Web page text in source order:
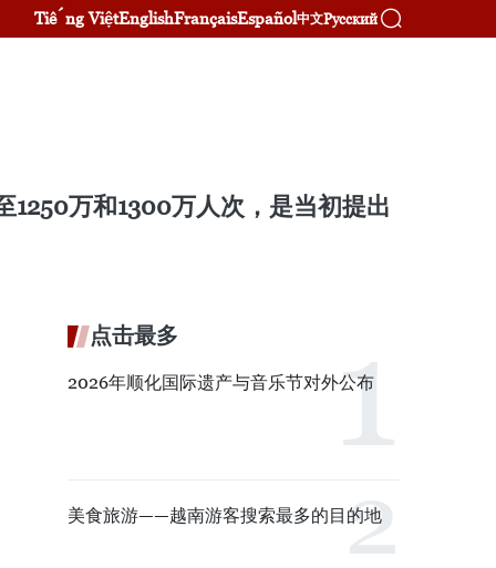
Tiếng ViệtEnglishFrançaisEspañol中文Русский
万和1300万人次，是当初提出
点击最多
2026年顺化国际遗产与音乐节对外公布
美食旅游——越南游客搜索最多的目的地